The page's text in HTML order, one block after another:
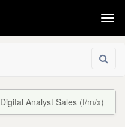
Digital Analyst Sales (f/m/x)